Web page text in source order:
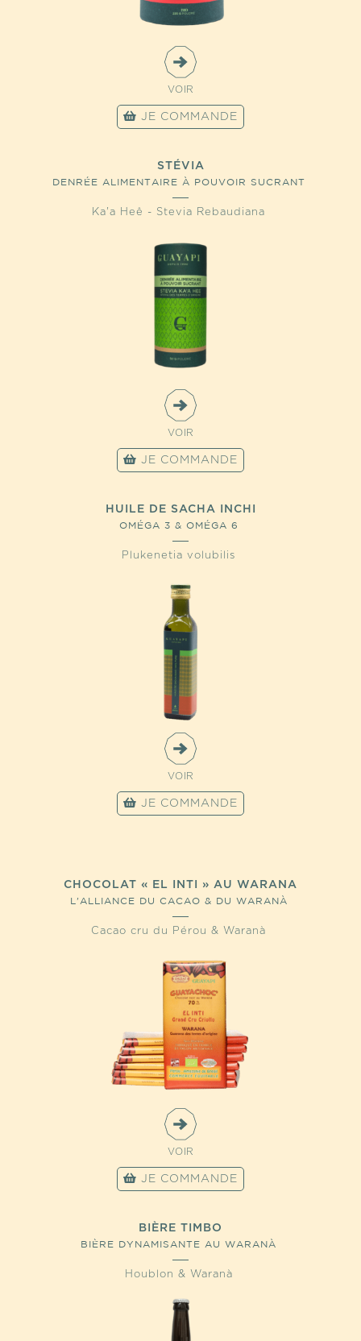
VOIR
JE COMMANDE
STÉVIA
DENRÉE ALIMENTAIRE À POUVOIR SUCRANT
Ka'a Heê - Stevia Rebaudiana
VOIR
JE COMMANDE
HUILE DE SACHA INCHI
OMÉGA 3 & OMÉGA 6
Plukenetia volubilis
VOIR
JE COMMANDE
CHOCOLAT « EL INTI » AU WARANA
L'ALLIANCE DU CACAO & DU WARANÀ
Cacao cru du Pérou & Waranà
VOIR
JE COMMANDE
BIÈRE TIMBO
BIÈRE DYNAMISANTE AU WARANÀ
Houblon & Waranà